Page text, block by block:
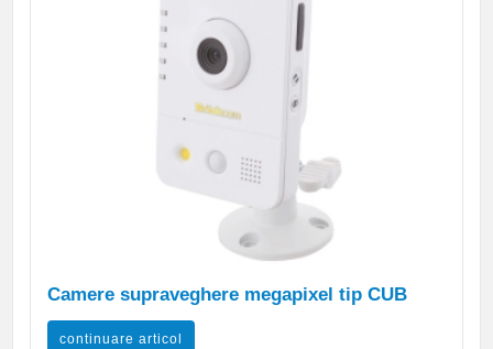
Camere supraveghere megapixel tip CUB
continuare articol